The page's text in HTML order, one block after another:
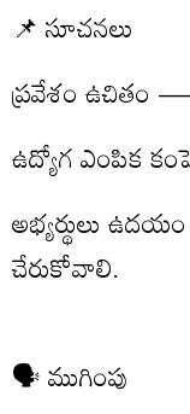
📌 సూచనలు
ప్రవేశం ఉచితం
ఉద్యోగ ఎంపిక
అభ్యర్థులు
చేరుకోవాలి.
🗣️ ముగింపు